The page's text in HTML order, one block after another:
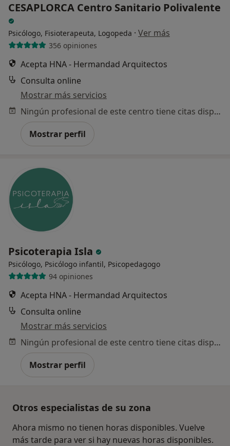
CESAPLORCA Centro Sanitario Polivalente
Psicólogo, Fisioterapeuta, Logopeda · Ver más
356 opiniones
Acepta HNA - Hermandad Arquitectos
Consulta online
Mostrar más servicios
Ningún profesional de este centro tiene citas disponibles
Mostrar perfil
Psicoterapia Isla
Psicólogo, Psicólogo infantil, Psicopedagogo
94 opiniones
Acepta HNA - Hermandad Arquitectos
Consulta online
Mostrar más servicios
Ningún profesional de este centro tiene citas disponibles
Mostrar perfil
Otros especialistas de su zona
Ahora mismo no tienen horas disponibles. Vuelve
más tarde para ver si hay nuevas horas disponibles.